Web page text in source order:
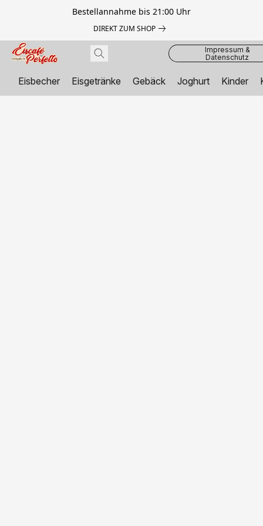
Bestellannahme bis 21:00 Uhr
DIREKT ZUM SHOP
Impressum &
Datenschutz
Eisbecher Eisgetränke Gebäck Joghurt Kinder